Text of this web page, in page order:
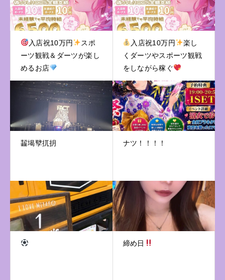
入店祝10万円
スポ
ーツ観戦＆ダーツが楽し
めるお店
入店祝10万円
楽し
くダーツやスポーツ観戦
をしながら稼ぐ
齧堨孼扤抈 ナツ！！！！
締め日